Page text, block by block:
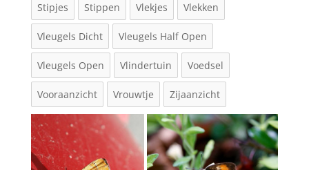
Stipjes Stippen Vlekjes Vlekken
Vleugels Dicht Vleugels Half Open
Vleugels Open Vlindertuin Voedsel
Vooraanzicht Vrouwtje Zijaanzicht